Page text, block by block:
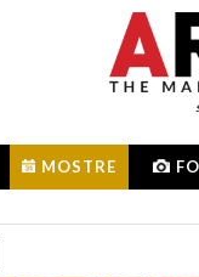
MOSTRE